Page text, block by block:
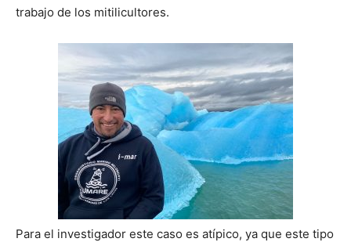
trabajo de los mitilicultores.
Para el investigador este caso es atípico, ya que este tipo